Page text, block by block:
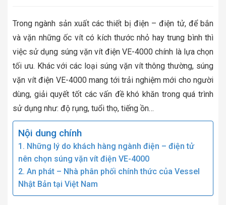
Trong ngành sản xuất các thiết bị điện – điện tử, để bắn
và vặn những ốc vít có kích thước nhỏ hay trung bình thì
việc sử dụng súng vặn vít điện VE-4000 chính là lựa chọn
tối ưu. Khác với các loại súng vặn vít thông thường, súng
vặn vít điện VE-4000 mang tới trải nghiệm mới cho người
dùng, giải quyết tốt các vấn đề khó khăn trong quá trình
sử dụng như: độ rụng, tuổi thọ, tiếng ồn…
Nội dung chính
1. Những lý do khách hàng ngành điện – điện tử
nên chọn súng vặn vít điện VE-4000
2. An phát – Nhà phân phối chính thức của Vessel
Nhật Bản tại Việt Nam